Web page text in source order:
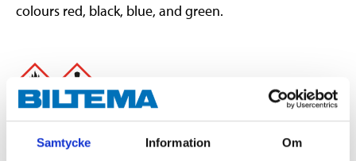
Samtycke Information Om
colours red, black, blue, and green.
Danger
H225 Highly flammable liquid and vapour.
H336 May cause drowsiness or dizziness.